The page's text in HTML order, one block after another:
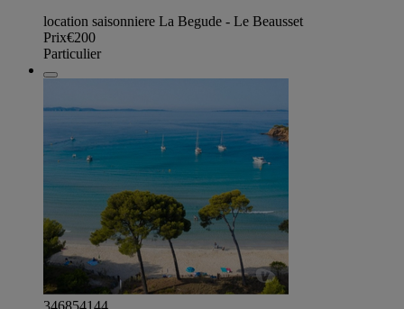
location saisonniere La Begude - Le Beausset
Prix€200
Particulier